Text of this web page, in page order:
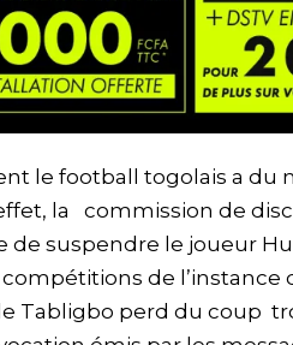
le football togolais a du
la commission de
de suspendre le joueur
de l’instance
Tabligbo perd du coup